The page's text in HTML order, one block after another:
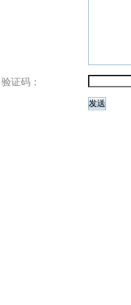
验证码：